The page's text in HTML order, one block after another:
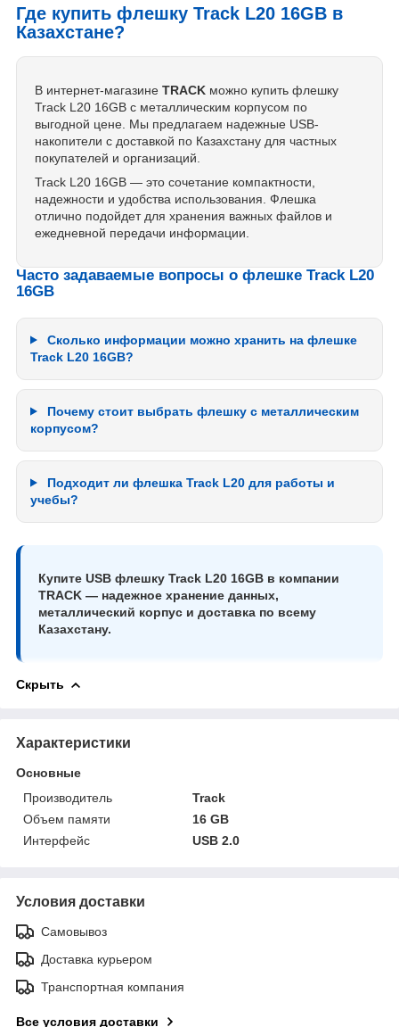
Где купить флешку Track L20 16GB в
Казахстане?
В интернет-магазине TRACK можно купить флешку
Track L20 16GB с металлическим корпусом по
выгодной цене. Мы предлагаем надежные USB-
накопители с доставкой по Казахстану для частных
покупателей и организаций.
Track L20 16GB — это сочетание компактности,
надежности и удобства использования. Флешка
отлично подойдет для хранения важных файлов и
ежедневной передачи информации.
Часто задаваемые вопросы о флешке Track L20
16GB
Сколько информации можно хранить на флешке
Track L20 16GB?
Почему стоит выбрать флешку с металлическим
корпусом?
Подходит ли флешка Track L20 для работы и
учебы?
Купите USB флешку Track L20 16GB в компании
TRACK — надежное хранение данных,
металлический корпус и доставка по всему
Казахстану.
Скрыть
Характеристики
Основные
Производитель
Track
Объем памяти
16 GB
Интерфейс
USB 2.0
Условия доставки
Самовывоз
Доставка курьером
Транспортная компания
Все условия доставки